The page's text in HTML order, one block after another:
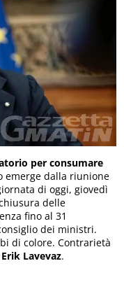
per consumare
emerge dalla riunione
di oggi, giovedì
delle
fino al 31
dei ministri.
di colore. Contrarietà
Erik Lavevaz.